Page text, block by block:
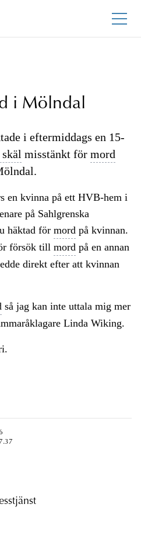
i Mölndal
i eftermiddags en 15-
misstänkt för mord
en kvinna på ett HVB-hem i
på Sahlgrenska
häktad för mord på kvinnan.
försök till mord på en annan
direkt efter att kvinnan
så jag kan inte uttala mig mer
Linda Wiking.